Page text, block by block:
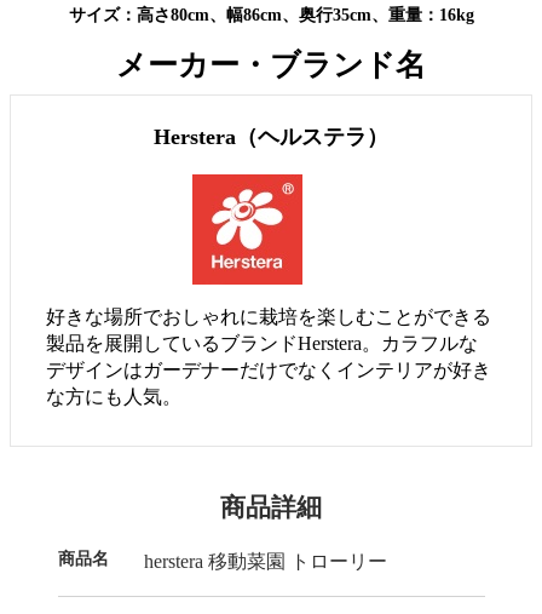
サイズ：高さ80cm、幅86cm、奥行35cm、重量：16kg
メーカー・ブランド名
Herstera（ヘルステラ）
好きな場所でおしゃれに栽培を楽しむことができる
製品を展開しているブランドHerstera。カラフルな
デザインはガーデナーだけでなくインテリアが好き
な方にも人気。
商品詳細
商品名 herstera 移動菜園 トローリー